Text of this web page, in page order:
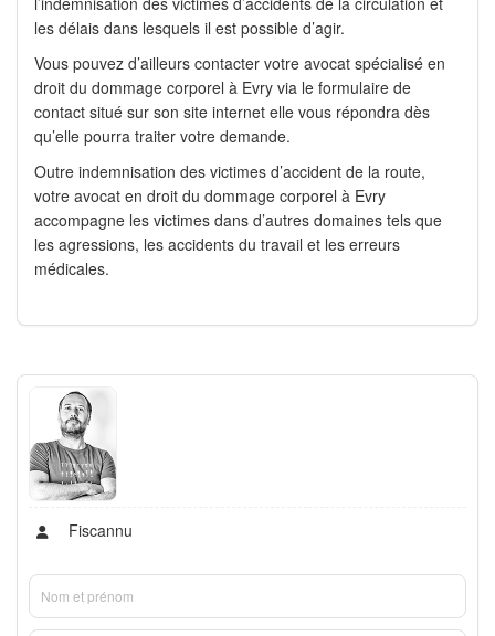
les délais dans lesquels il est possible d’agir.
Vous pouvez d’ailleurs contacter votre avocat spécialisé en
droit du dommage corporel à Evry via le formulaire de
contact situé sur son site internet elle vous répondra dès
qu’elle pourra traiter votre demande.
Outre indemnisation des victimes d’accident de la route,
votre avocat en droit du dommage corporel à Evry
accompagne les victimes dans d’autres domaines tels que
les agressions, les accidents du travail et les erreurs
médicales.
Fiscannu